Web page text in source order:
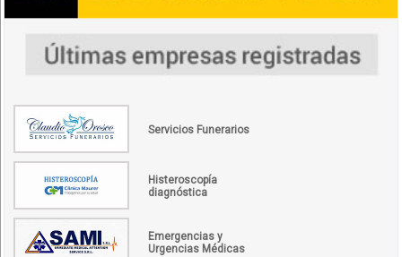
Servicios Funerarios
Histeroscopía
diagnóstica
Emergencias y
Urgencias Médicas